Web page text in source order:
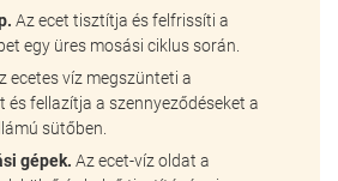
Az ecet tisztítja és felfrissíti a
egy üres mosási ciklus során.
ecetes víz megszünteti a
és fellazítja a szennyeződéseket a
sütőben.
gépek. Az ecet-víz oldat a